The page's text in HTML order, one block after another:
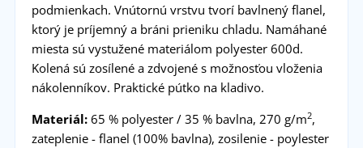
podmienkach. Vnútornú vrstvu tvorí bavlnený flanel,
ktorý je príjemný a bráni prieniku chladu. Namáhané
miesta sú vystužené materiálom polyester 600d.
Kolená sú zosílené a zdvojené s možnosťou vloženia
nákolenníkov. Praktické pútko na kladivo.
Materiál:65 % polyester / 35 % bavlna, 270 g/m2,
zateplenie - flanel (100% bavlna), zosilenie - poylester